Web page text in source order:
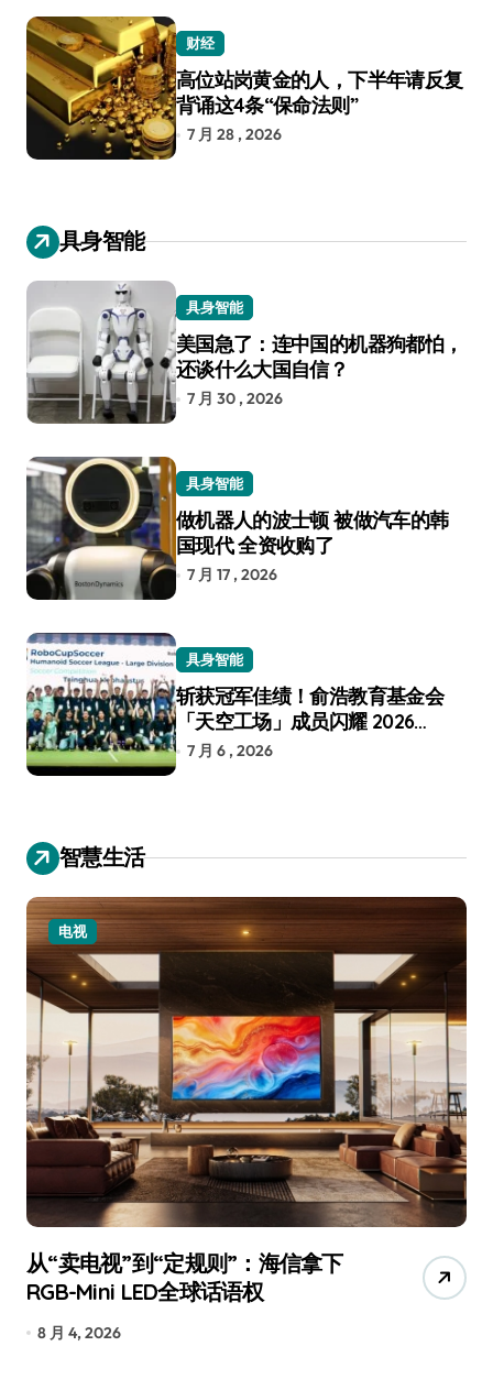
财经
高位站岗黄金的人，下半年请反复
背诵这4条“保命法则”
7 月 28 , 2026
具身智能
具身智能
美国急了：连中国的机器狗都怕，
还谈什么大国自信？
7 月 30 , 2026
具身智能
做机器人的波士顿 被做汽车的韩
国现代 全资收购了
7 月 17 , 2026
具身智能
斩获冠军佳绩！俞浩教育基金会
「天空工场」成员闪耀 2026
RoboCup 机器人世界杯
7 月 6 , 2026
智慧生活
电视
从“卖电视”到“定规则”：海信拿下
RGB-Mini LED全球话语权
8 月 4, 2026